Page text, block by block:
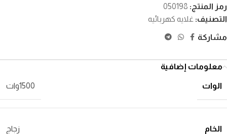
رمز المنتج: 050198
التصنيف: غلايه كهربائيه
مشاركة
معلومات إضافية
الوات 1500وات
الخام زجاج